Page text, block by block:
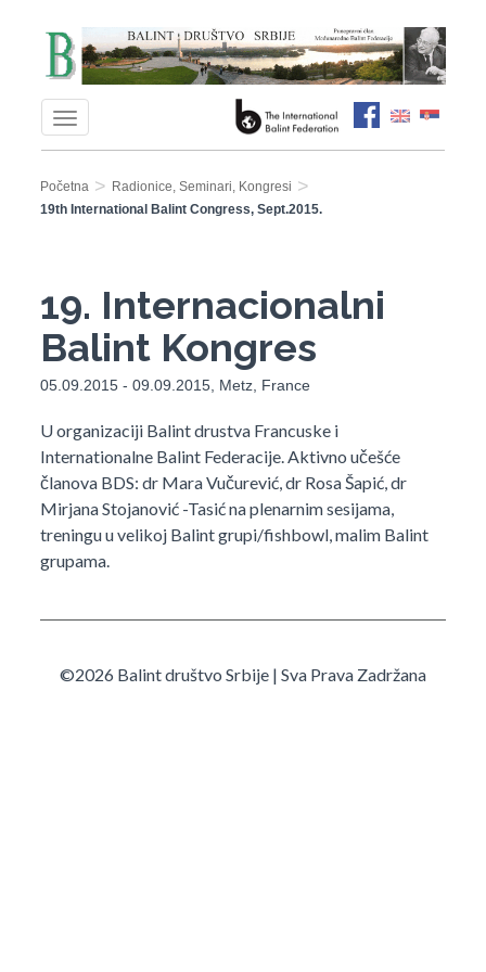
Početna > Radionice, Seminari, Kongresi >
19th International Balint Congress, Sept.2015.
19. Internacionalni
Balint Kongres
05.09.2015 - 09.09.2015, Metz, France
U organizaciji Balint drustva Francuske i
Internationalne Balint Federacije. Aktivno učešće
članova BDS: dr Mara Vučurević, dr Rosa Šapić, dr
Mirjana Stojanović -Tasić na plenarnim sesijama,
treningu u velikoj Balint grupi/fishbowl, malim Balint
grupama.
©2026 Balint društvo Srbije | Sva Prava Zadržana